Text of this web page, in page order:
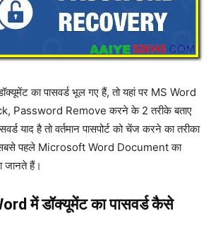
का पासवर्ड भूल गए हैं, तो यहां पर MS Word
Password Remove करने के 2 तरीके बताए
याद है तो वर्तमान पासपोर्ट को चेंज करने का तरीका
सबसे पहले Microsoft Word Document का
जानते हैं।
में डॉक्यूमेंट का पासवर्ड कैसे